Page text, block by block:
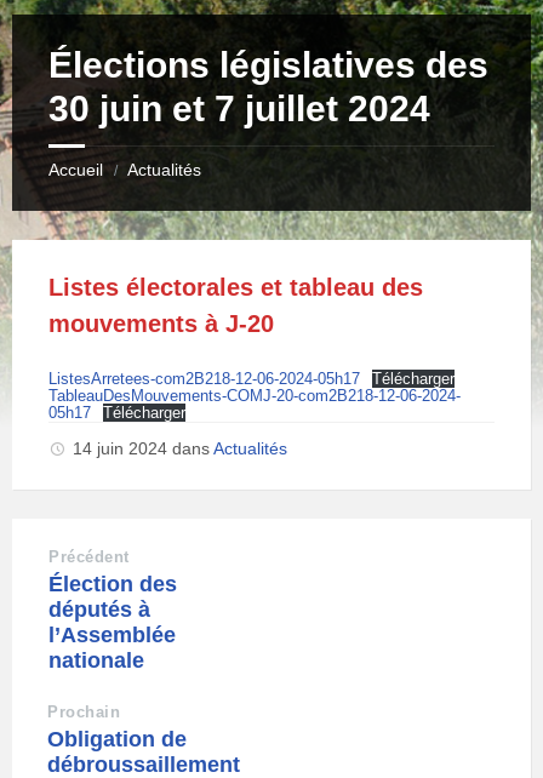
Élections législatives des
30 juin et 7 juillet 2024
Accueil / Actualités
Listes électorales et tableau des
mouvements à J-20
ListesArretees-com2B218-12-06-2024-05h17
Télécharger
TableauDesMouvements-COMJ-20-com2B218-12-06-2024-
05h17
Télécharger
14 juin 2024 dansActualités
Précédent
Élection des
députés à
l’Assemblée
nationale
Prochain
Obligation de
débroussaillement